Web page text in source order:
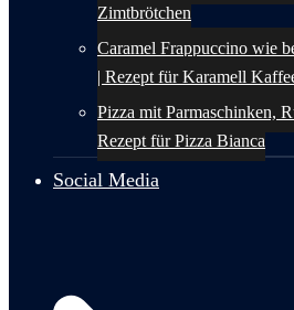
Zimtbrötchen
Caramel Frappuccino wie
| Rezept für Karamell
Pizza mit Parmaschinken,
Rezept für Pizza Bianca
Social Media